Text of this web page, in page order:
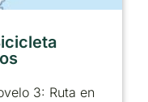
3: Ruta en